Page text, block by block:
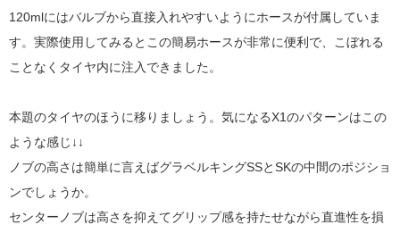
120mlにはバルブから直接入れやすいようにホースが付属していま
す。実際使用してみるとこの簡易ホースが非常に便利で、こぼれる
ことなくタイヤ内に注入できました。
本題のタイヤのほうに移りましょう。気になるX1のパターンはこの
ような感じ↓↓
ノブの高さは簡単に言えばグラベルキングSSとSKの中間のポジショ
ンでしょうか。
センターノブは高さを抑えてグリップ感を持たせながら直進性を損